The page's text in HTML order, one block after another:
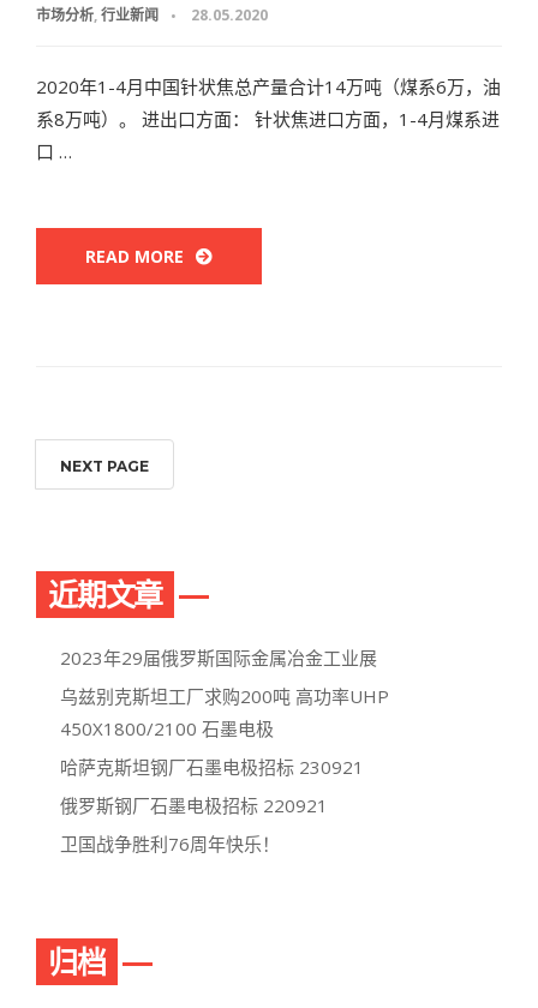
市场分析,行业新闻 28.05.2020
2020年1-4月中国针状焦总产量合计14万吨（煤系6万，油
系8万吨）。 进出口方面： 针状焦进口方面，1-4月煤系进
口 …
READ MORE
NEXT PAGE
近期文章
2023年29届俄罗斯国际金属冶金工业展
乌兹别克斯坦工厂求购200吨 高功率UHP
450X1800/2100 石墨电极
哈萨克斯坦钢厂石墨电极招标 230921
俄罗斯钢厂石墨电极招标 220921
卫国战争胜利76周年快乐！
归档